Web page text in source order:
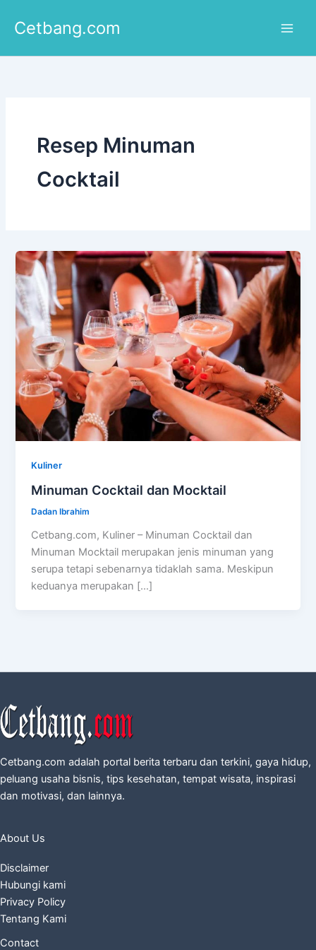
Cetbang.com
Resep Minuman
Cocktail
Kuliner
Minuman Cocktail dan Mocktail
Dadan Ibrahim
Cetbang.com, Kuliner – Minuman Cocktail dan
Minuman Mocktail merupakan jenis minuman yang
serupa tetapi sebenarnya tidaklah sama. Meskipun
keduanya merupakan […]
Cetbang.com adalah portal berita terbaru dan terkini, gaya hidup,
peluang usaha bisnis, tips kesehatan, tempat wisata, inspirasi
dan motivasi, dan lainnya.
About Us
Disclaimer
Hubungi kami
Privacy Policy
Tentang Kami
Contact